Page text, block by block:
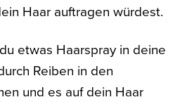
Haar auftragen würdest.
etwas Haarspray in deine
Reiben in den
und es auf dein Haar